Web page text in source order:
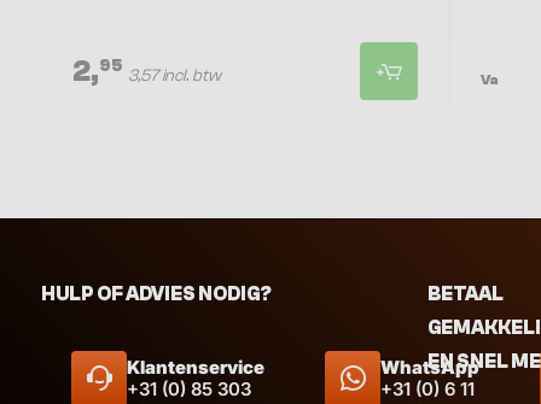
2,95 3,57 incl. btw Vanaf
HULP OF ADVIES NODIG?
Klantenservice
+31 (0) 85 303
WhatsApp
+31 (0) 6 11
BETAAL
EN SNEL